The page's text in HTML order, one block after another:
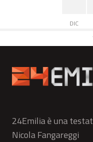
DIC
24Emilia è una
Nicola Fangareggi